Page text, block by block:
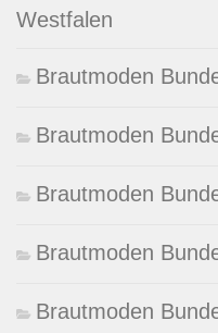
Westfalen
Brautmoden
Brautmoden
Brautmoden
Brautmoden
Brautmoden